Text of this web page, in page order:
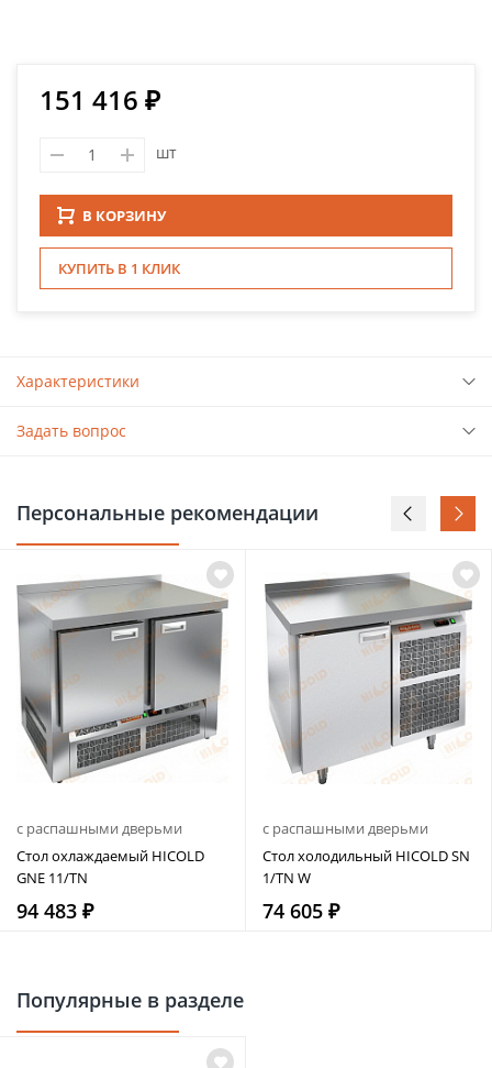
151 416 ₽
шт
В КОРЗИНУ
КУПИТЬ В 1 КЛИК
Характеристики
Задать вопрос
Персональные рекомендации
с распашными дверьми
Стол охлаждаемый HICOLD
GNE 11/TN
94 483 ₽
с распашными дверьми
Стол холодильный HICOLD SN
1/TN W
74 605 ₽
Популярные в разделе